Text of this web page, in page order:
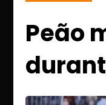
Peão